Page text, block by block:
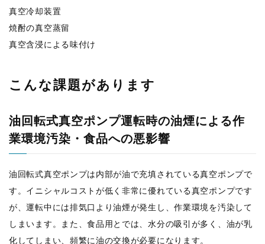
真空冷却装置
焼酎の真空蒸留
真空含浸による味付け
こんな課題があります
油回転式真空ポンプ運転時の油煙による作
業環境汚染・食品への悪影響
油回転式真空ポンプは内部が油で充填されている真空ポンプで
す。イニシャルコストが低く非常に優れている真空ポンプです
が、運転中には排気口より油煙が発生し、作業環境を汚染して
しまいます。また、食品用とでは、水分の吸引が多く、油が乳
化してしまい、頻繁に油の交換が必要になります。